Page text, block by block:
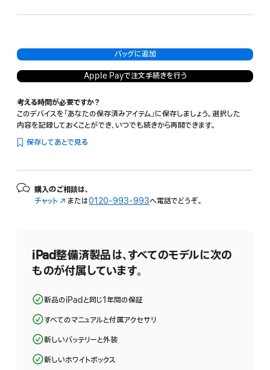
バッグに追加
Apple Payで注文手続きを行う
考える時間が必要ですか？
このデバイスを「あなたの保存済みアイテム」に保存しましょう。選択した
内容を記録しておくことができ、いつでも続きから再開できます。
保存してあとで見る
購入のご相談は、
チャット （新
ド
ウ
き
ま
または0120-993-993へ電話でどうぞ。
iPad整備済製品は、すべてのモデルに次の
ものが付属しています。
新品のiPadと同じ1年間の保証
すべてのマニュアルと付属アクセサリ
新しいバッテリーと外装
新しいホワイトボックス